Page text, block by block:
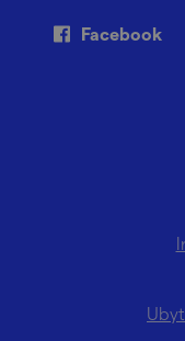
Facebook